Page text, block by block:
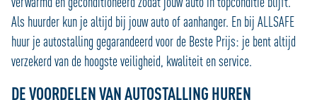
Als huurder kun je altijd bij jouw auto of aanhanger. En bij ALLSAFE
huur je autostalling gegarandeerd voor de Beste Prijs: je bent altijd
verzekerd van de hoogste veiligheid, kwaliteit en service.
DE VOORDELEN VAN AUTOSTALLING HUREN